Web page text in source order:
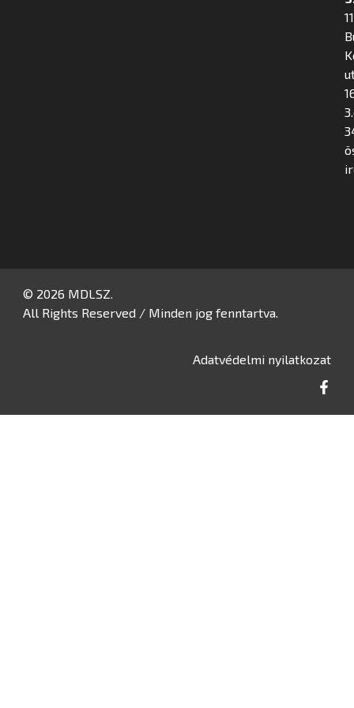
© 2026 MDLSZ.
All Rights Reserved / Minden jog fenntartva.
Adatvédelmi nyilatkozat